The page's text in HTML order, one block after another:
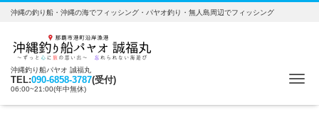
沖縄の釣り船・沖縄の海でフィッシング・パヤオ釣り・無人島周辺でフィッシング
沖縄釣り船パヤオ 誠福丸
TEL:090-6858-3787(受付)
06:00~21:00(年中無休)